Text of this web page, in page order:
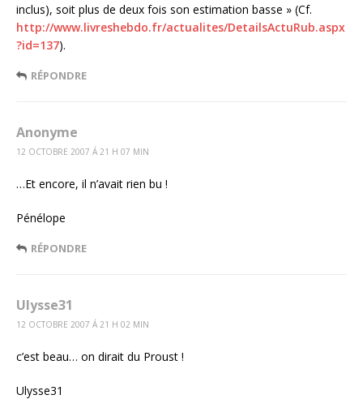
inclus), soit plus de deux fois son estimation basse » (Cf.
http://www.livreshebdo.fr/actualites/DetailsActuRub.aspx
?id=137).
RÉPONDRE
Anonyme
12 OCTOBRE 2007 Á 21 H 07 MIN
…Et encore, il n’avait rien bu !
Pénélope
RÉPONDRE
Ulysse31
12 OCTOBRE 2007 Á 21 H 02 MIN
c’est beau… on dirait du Proust !
Ulysse31